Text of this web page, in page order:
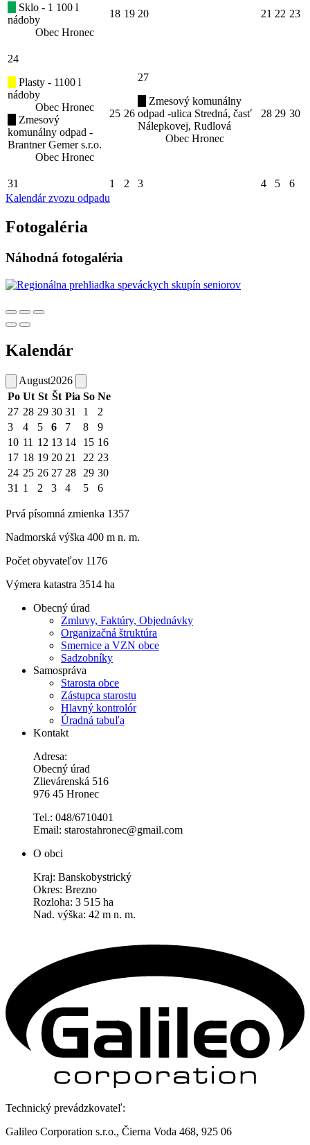
Sklo - 1 100 l
nádoby
Obec Hronec
18 19 20 21 22 23
24
Plasty - 1100 l
nádoby
Obec Hronec
Zmesový
komunálny odpad -
Brantner Gemer s.r.o.
Obec Hronec
25 26
27
Zmesový komunálny
odpad -ulica Stredná, časť
Nálepkovej, Rudlová
Obec Hronec
28 29 30
31 1 2 3 4 5
6
Kalendár zvozu odpadu
Fotogaléria
Náhodná fotogaléria
Kalendár
August2026
Po Ut St Št Pia So Ne
27 28 29 30 31 1
2
3
4 5 6 7 8
9
10 11 12 13 14 15 16
17 18 19 20 21 22 23
24 25 26 27 28 29 30
31 1 2 3 4 5 6
Prvá písomná zmienka 1357
Nadmorská výška 400 m n. m.
Počet obyvateľov 1176
Výmera katastra 3514 ha
Obecný úrad
Zmluvy, Faktúry, Objednávky
Organizačná štruktúra
Smernice a VZN obce
Sadzobníky
Samospráva
Starosta obce
Zástupca starostu
Hlavný kontrolór
Úradná tabuľa
Kontakt
Adresa:
Obecný úrad
Zlievárenská 516
976 45 Hronec
Tel.: 048/6710401
Email: starostahronec@gmail.com
O obci
Kraj: Banskobystrický
Okres: Brezno
Rozloha: 3 515 ha
Nad. výška: 42 m n. m.
Technický prevádzkovateľ:
Galileo Corporation s.r.o., Čierna Voda 468, 925 06